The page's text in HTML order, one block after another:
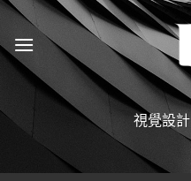
Skip
content
視覺設計